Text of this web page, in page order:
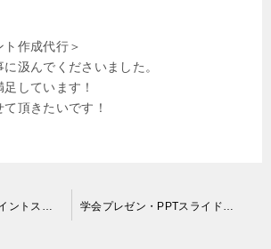
ト作成代行＞
汲んでくださいました。
しています！
頂きたいです！